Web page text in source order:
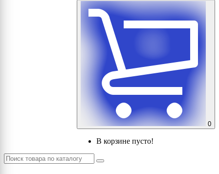
0
В корзине пусто!